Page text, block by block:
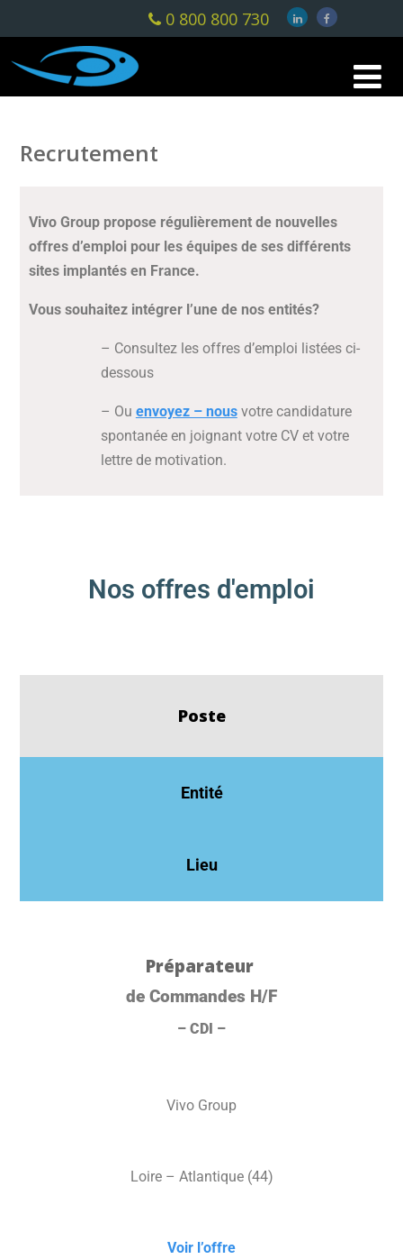
0 800 800 730
Recrutement
Vivo Group propose régulièrement de nouvelles
offres d’emploi pour les équipes de ses différents
sites implantés en France.
Vous souhaitez intégrer l’une de nos entités?
– Consultez les offres d’emploi listées ci-
dessous
– Ou envoyez – nousvotre candidature
spontanée en joignant votre CV et votre
lettre de motivation.
Nos offres d'emploi
Poste
Entité
Lieu
Préparateur
de Commandes H/F
– CDI –
Vivo Group
Loire – Atlantique (44)
Voir l’offre